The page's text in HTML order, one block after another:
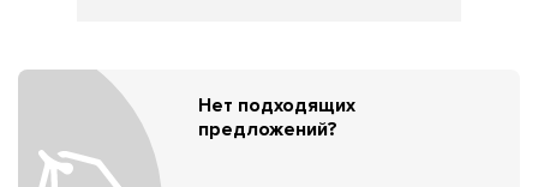
Нет подходящих
предложений?